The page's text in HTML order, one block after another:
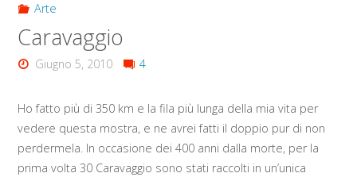
Arte
Caravaggio
Giugno 5, 2010 4
Ho fatto più di 350 km e la fila più lunga della mia vita per
vedere questa mostra, e ne avrei fatti il doppio pur di non
perdermela. In occasione dei 400 anni dalla morte, per la
prima volta 30 Caravaggio sono stati raccolti in un’unica